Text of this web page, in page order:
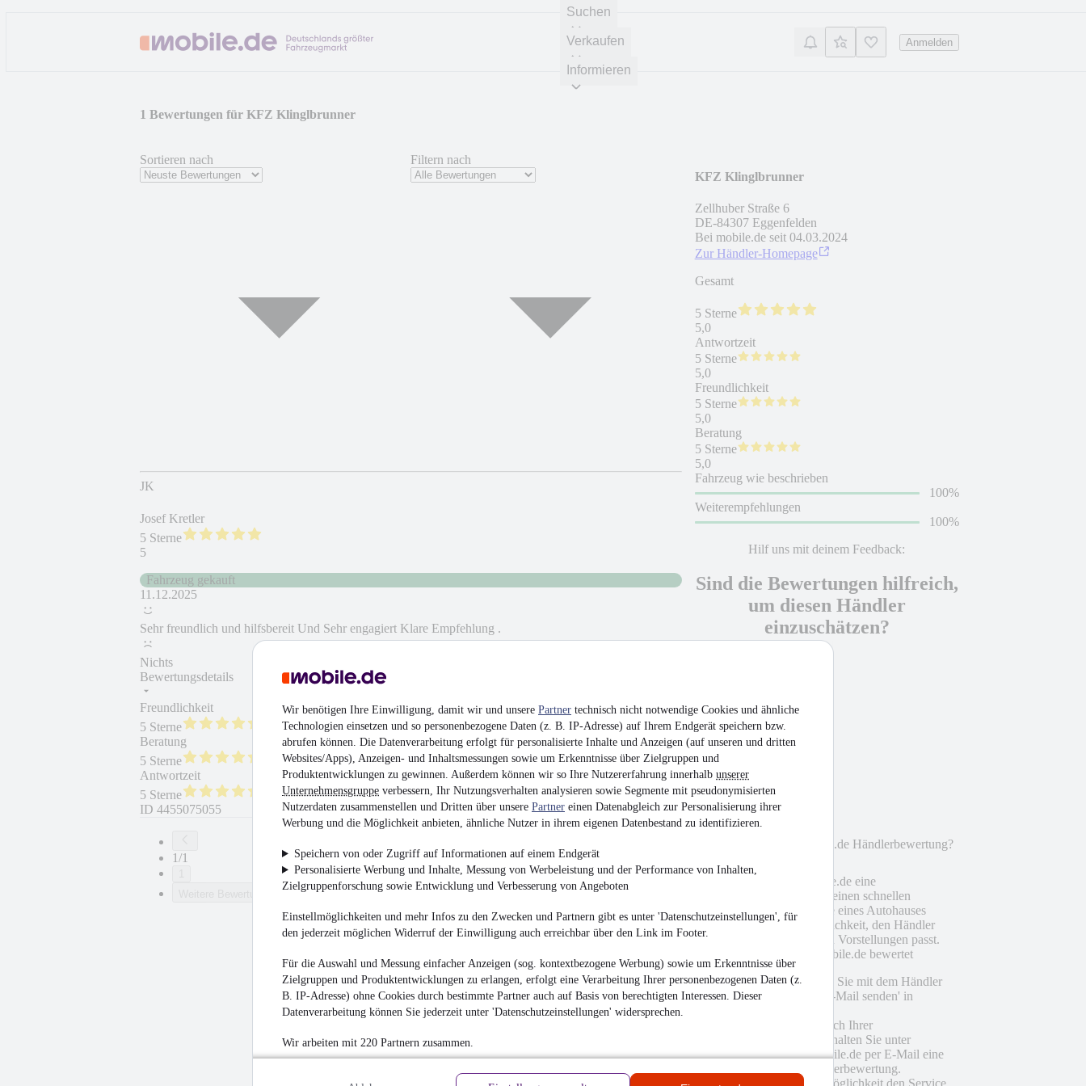
Wir benötigen Ihre Einwilligung, damit wir und unsere Partner technisch nicht notwendige Cookies und ähnliche
Technologien einsetzen und so personenbezogene Daten (z. B. IP-Adresse) auf Ihrem Endgerät speichern bzw.
abrufen können. Die Datenverarbeitung erfolgt für personalisierte Inhalte und Anzeigen (auf unseren und dritten
Websites/Apps), Anzeigen- und Inhaltsmessungen sowie um Erkenntnisse über Zielgruppen und
Produktentwicklungen zu gewinnen. Außerdem können wir so Ihre Nutzererfahrung innerhalb unserer
Unternehmensgruppe verbessern, Ihr Nutzungsverhalten analysieren sowie Segmente mit pseudonymisierten
Nutzerdaten zusammenstellen und Dritten über unsere Partner einen Datenabgleich zur Personalisierung ihrer
Werbung und die Möglichkeit anbieten, ähnliche Nutzer in ihrem eigenen Datenbestand zu identifizieren.
Speichern von oder Zugriff auf Informationen auf einem Endgerät
Personalisierte Werbung und Inhalte, Messung von Werbeleistung und der Performance von Inhalten,
Zielgruppenforschung sowie Entwicklung und Verbesserung von Angeboten
Einstellmöglichkeiten und mehr Infos zu den Zwecken und Partnern gibt es unter 'Datenschutzeinstellungen', für
den jederzeit möglichen Widerruf der Einwilligung auch erreichbar über den Link im Footer.
Für die Auswahl und Messung einfacher Anzeigen (sog. kontextbezogene Werbung) sowie um Erkenntnisse über
Zielgruppen und Produktentwicklungen zu erlangen, erfolgt eine Verarbeitung Ihrer personenbezogenen Daten (z.
B. IP-Adresse) ohne Cookies durch bestimmte Partner auch auf Basis von berechtigten Interessen. Dieser
Datenverarbeitung können Sie jederzeit unter 'Datenschutzeinstellungen' widersprechen.
Wir arbeiten mit 220 Partnern zusammen.
Suchen
Verkaufen
Informieren
Anmelden
1 Bewertungen für KFZ Klinglbrunner
Sortieren nach Filtern nach
JK
Josef Kretler
5 Sterne
5
Fahrzeug gekauft
11.12.2025
Sehr freundlich und hilfsbereit Und Sehr engagiert Klare Empfehlung .
Nichts
Bewertungsdetails
Freundlichkeit
5 Sterne
Beratung
5 Sterne
Antwortzeit
5 Sterne
Fahrzeug gekauft
Fahrzeug wie beschrieben
Weiterempfehlungen
ID 4455075055
1/1
KFZ Klinglbrunner
Zellhuber Straße 6
DE-84307 Eggenfelden
Bei mobile.de seit 04.03.2024
Zur Händler-Homepage
Gesamt
5 Sterne
5,0
Antwortzeit
5 Sterne
5,0
Freundlichkeit
5 Sterne
5,0
Beratung
5 Sterne
5,0
Fahrzeug wie beschrieben
100%
Weiterempfehlungen
100%
Hilf uns mit deinem Feedback:
Sind die Bewertungen hilfreich,
um diesen Händler
einzuschätzen?
Nicht hilfreich
Neutral
Hilfreich
Wie funktioniert die mobile.de Händlerbewertung?
Ab sofort gibt es bei mobile.de eine
Händlerbewertung, die dir einen schnellen
Überblick über den Service eines Autohauses
bietet. So hast du die Möglichkeit, den Händler
auszusuchen, der zu deinen Vorstellungen passt.
So werden Händler bei mobile.de bewertet
Als Interessent treten Sie mit dem Händler
über die Funktion 'E-Mail senden' in
Eine gewisse Zeit nach Ihrer
Kontaktaufnahme erhalten Sie unter
Umständen von mobile.de per E-Mail eine
Einladung zur Händlerbewertung.
Sie haben nun die Möglichkeit den Service